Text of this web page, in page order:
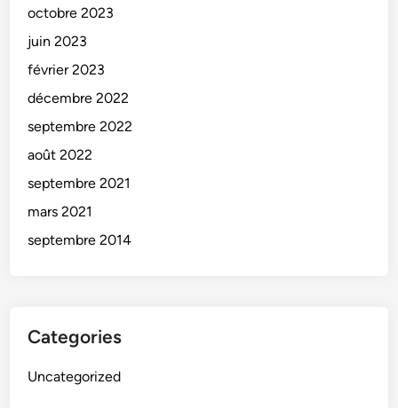
octobre 2023
juin 2023
février 2023
décembre 2022
septembre 2022
août 2022
septembre 2021
mars 2021
septembre 2014
Categories
Uncategorized